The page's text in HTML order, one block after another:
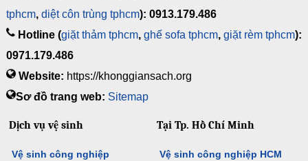
tphcm, diệt côn trùng tphcm): 0913.179.486
Hotline (giặt thảm tphcm, ghế sofa tphcm, giặt rèm tphcm):
0971.179.486
Website: https://khonggiansach.org
Sơ đồ trang web: Sitemap
Dịch vụ vệ sinh
Vệ sinh công nghiệp
Tại Tp. Hồ Chí Minh
Vệ sinh công nghiệp HCM